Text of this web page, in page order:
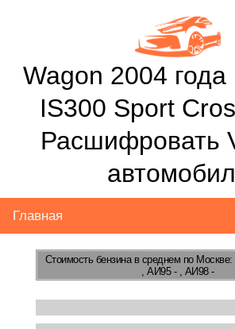
Wagon 2004
IS300 Sport
Расшифровать
Главная
Стоимость бензинав среднем по
, АИ95 - , АИ98 -